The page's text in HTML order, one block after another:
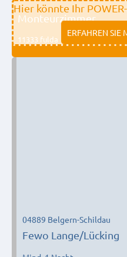
Hier könnte Ihr
ERFAHREN SIE
Monteurzimmer
11333 fulda
Fewo Lange/Lücking
04889 Belgern-Schildau